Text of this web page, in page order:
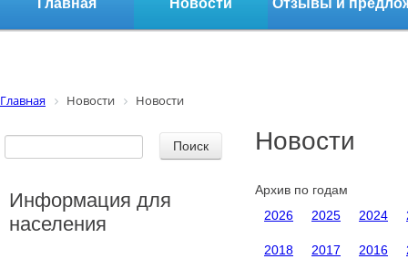
Главная Новости Отзывы и
Главная Новости Новости
Новости
Архив по годам
2026
2025 2024
2018 2017 2016
Информация для
населения